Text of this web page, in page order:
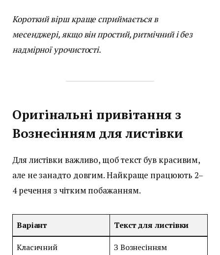
Короткий вірш краще сприймається в
месенджері, якщо він простий, ритмічний і без
надмірної урочистості.
Оригінальні привітання з
Вознесінням для листівки
Для листівки важливо, щоб текст був красивим,
але не занадто довгим. Найкраще працюють 2–
4 речення з чітким побажанням.
Варіант Текст для листівки
Класичний
З Вознесінням